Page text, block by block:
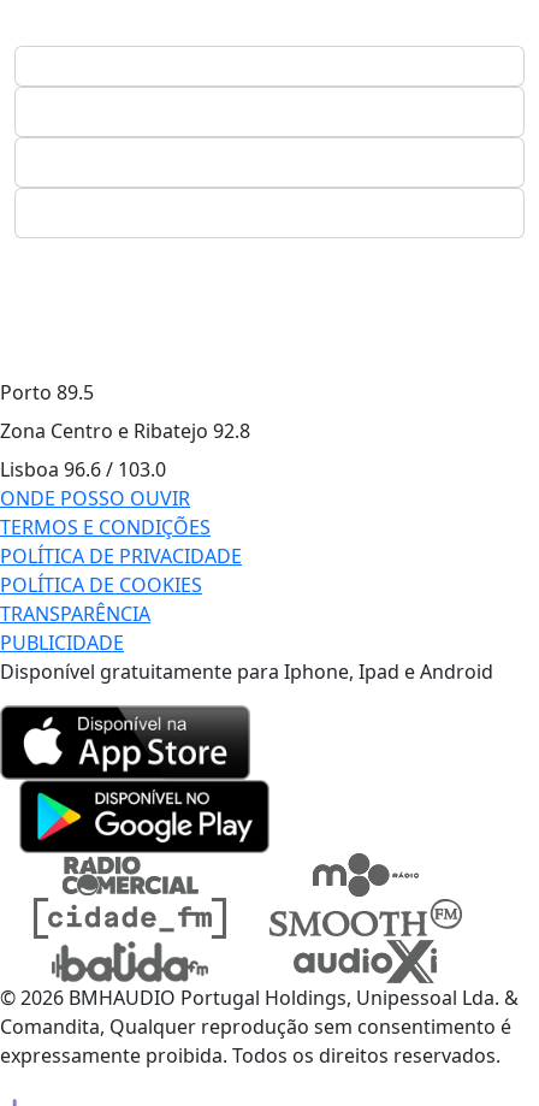
Porto 89.5
Zona Centro e Ribatejo 92.8
Lisboa 96.6 / 103.0
ONDE POSSO OUVIR
TERMOS E CONDIÇÕES
POLÍTICA DE PRIVACIDADE
POLÍTICA DE COOKIES
TRANSPARÊNCIA
PUBLICIDADE
Disponível gratuitamente para Iphone, Ipad e Android
© 2026 BMHAUDIO Portugal Holdings, Unipessoal Lda. &
Comandita, Qualquer reprodução sem consentimento é
expressamente proibida. Todos os direitos reservados.